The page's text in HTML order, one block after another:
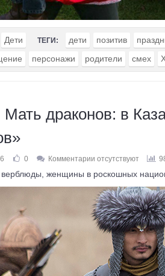
Дети ТЕГИ: дети позитив
персонажи родители смех
драконов: в
0 Комментарии отсутствуют
верблюды, женщины в роскошных